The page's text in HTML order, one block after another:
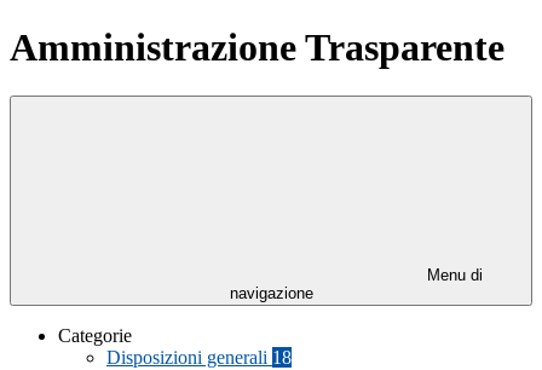
Amministrazione Trasparente
Menu di
navigazione
Categorie
Disposizioni generali 18